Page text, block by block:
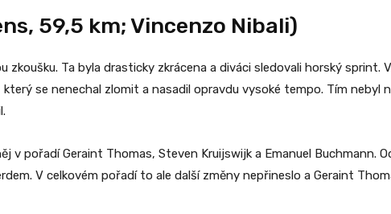
59,5 km; Vincenzo Nibali)
zkoušku. Ta byla drasticky zkrácena a diváci sledovali horský sprint.
se nenechal zlomit a nasadil opravdu vysoké tempo. Tím nebyl
v pořadí Geraint Thomas, Steven Kruijswijk a Emanuel Buchmann.
V celkovém pořadí to ale další změny nepřineslo a Geraint